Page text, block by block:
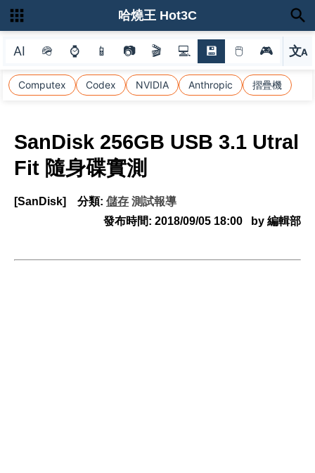
AI 🪖 ⌚ 📱 📷 🎬 💻 💾 🖱 🎮 文A
選
Computex Codex NVIDIA Anthropic 摺疊機
哈燒王 Hot3C
SanDisk 256GB USB 3.1 Utral
Fit 隨身碟實測
[SanDisk] 分類: 儲存 測試報導
發布時間: 2018/09/05 18:00 by 編輯部